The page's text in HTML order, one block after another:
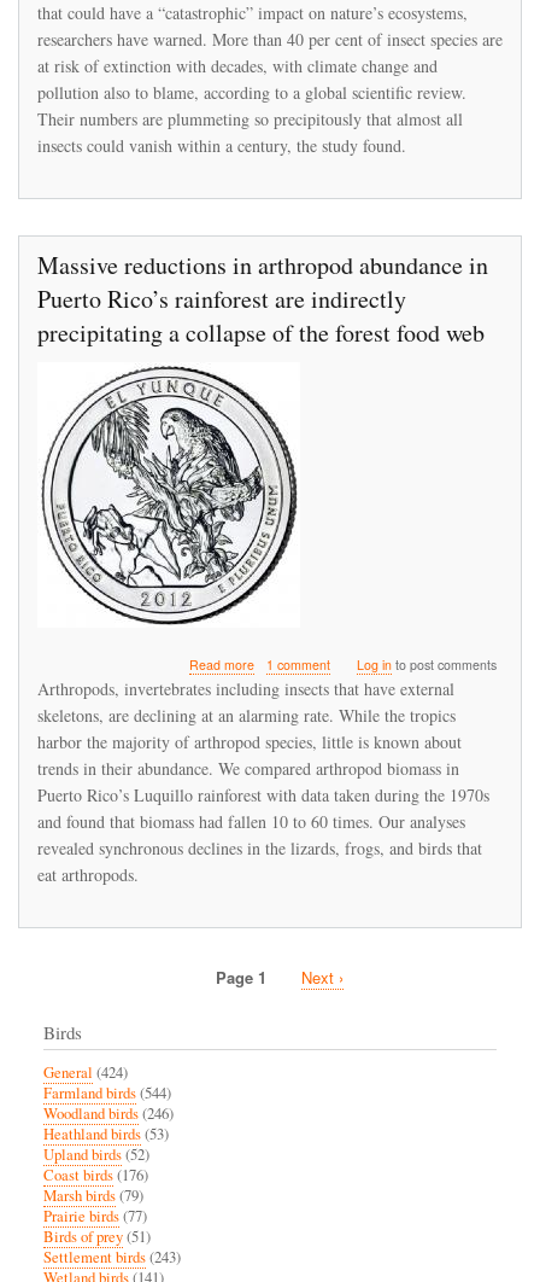
of
worldwide
insect
decline
that could have a “catastrophic” impact on nature’s ecosystems,
researchers have warned. More than 40 per cent of insect species are
at risk of extinction with decades, with climate change and
pollution also to blame, according to a global scientific review.
Their numbers are plummeting so precipitously that almost all
insects could vanish within a century, the study found.
Massive reductions in arthropod abundance in
Puerto Rico’s rainforest are indirectly
precipitating a collapse of the forest food web
Read moreabout
Massive
reductions
in
arthropod
abundance
Puerto
Rico’s
rainforest
a
of
web
1 comment Log into post comments
Arthropods, invertebrates including insects that have external
skeletons, are declining at an alarming rate. While the tropics
harbor the majority of arthropod species, little is known about
trends in their abundance. We compared arthropod biomass in
Puerto Rico’s Luquillo rainforest with data taken during the 1970s
and found that biomass had fallen 10 to 60 times. Our analyses
revealed synchronous declines in the lizards, frogs, and birds that
eat arthropods.
Page 1
Next
Next ›
Birds
General (424)
Farmland birds(544)
Woodland birds(246)
Heathland birds(53)
Upland birds(52)
Coast birds(176)
Marsh birds(79)
Prairie birds(77)
Birds of prey(51)
Settlement birds(243)
Wetland birds(141)